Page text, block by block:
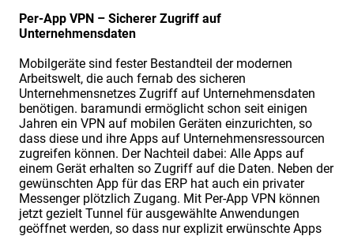
Per-App VPN – Sicherer Zugriff auf
Unternehmensdaten
Mobilgeräte sind fester Bestandteil der modernen
Arbeitswelt, die auch fernab des sicheren
Unternehmensnetzes Zugriff auf Unternehmensdaten
benötigen. baramundi ermöglicht schon seit einigen
Jahren ein VPN auf mobilen Geräten einzurichten, so
dass diese und ihre Apps auf Unternehmensressourcen
zugreifen können. Der Nachteil dabei: Alle Apps auf
einem Gerät erhalten so Zugriff auf die Daten. Neben der
gewünschten App für das ERP hat auch ein privater
Messenger plötzlich Zugang. Mit Per-App VPN können
jetzt gezielt Tunnel für ausgewählte Anwendungen
geöffnet werden, so dass nur explizit erwünschte Apps